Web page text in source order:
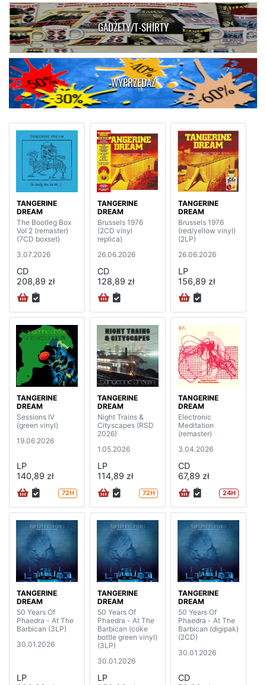
GADŻETY/T-SHIRTY
WYPRZEDAŻ
TANGERINE
DREAM
The Bootleg Box
Vol 2 (remaster)
(7CD boxset)
3.07.2026
CD
208,89 zł
TANGERINE
DREAM
Brussels 1976
(2CD vinyl
replica)
26.06.2026
CD
128,89 zł
TANGERINE
DREAM
Brussels 1976
(red/yellow vinyl)
(2LP)
26.06.2026
LP
156,89 zł
TANGERINE
DREAM
Sessions IV
(green vinyl)
19.06.2026
LP
140,89 zł
72H
TANGERINE
DREAM
Night Trains &
Cityscapes (RSD
2026)
1.05.2026
LP
114,89 zł
72H
TANGERINE
DREAM
Electronic
Meditation
(remaster)
3.04.2026
CD
67,89 zł
24H
TANGERINE
DREAM
50 Years Of
Phaedra - At The
Barbican (3LP)
30.01.2026
LP
TANGERINE
DREAM
50 Years Of
Phaedra - At The
Barbican (coke
bottle green vinyl)
(3LP)
30.01.2026
LP
TANGERINE
DREAM
50 Years Of
Phaedra - At The
Barbican (digipak)
(2CD)
30.01.2026
CD